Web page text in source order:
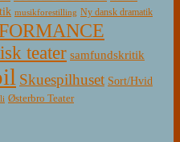
musikforestilling Ny dansk dramatik
teater samfundskritik
Skuespilhuset Sort/Hvid
Østerbro Teater